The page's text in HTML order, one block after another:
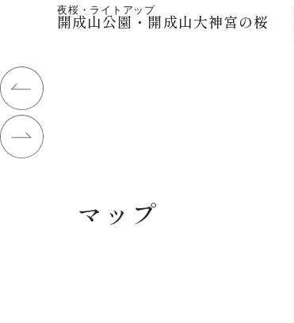
夜桜・ライトアップ
開成山公園・開成山大神宮の桜
マップ